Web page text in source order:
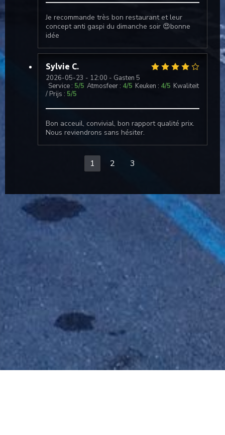
in een nieuw venster))
Je recommande très bon restaurant et leur
concept anti gaspi du dimanche soir 😍bonne
idée
Sylvie C
2026-05-23 - 12:00 - Gasten 5
Service : 5/5 Atmosfeer : 4/5 Keuken : 4/5 Kwaliteit
/ Prijs : 5/5
Bon acceuil, convivial, bon rapport qualité prix.
Nous reviendrons sans hésiter.
1 2 3